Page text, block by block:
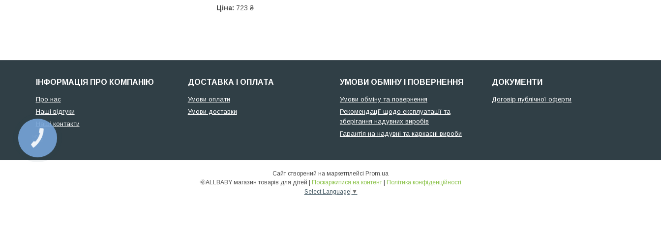
Ціна: 723 ₴
ІНФОРМАЦІЯ ПРО КОМПАНІЮ
Про нас
Наші відгуки
Наші контакти
ДОСТАВКА І ОПЛАТА
Умови оплати
Умови доставки
УМОВИ ОБМІНУ І ПОВЕРНЕННЯ
Умови обміну та повернення
Рекомендації щодо експлуатації та
зберігання надувних виробів
Гарантія на надувні та каркасні вироби
ДОКУМЕНТИ
Договір публічної оферти
Сайт створений на маркетплейсі Prom.ua
🌞ALLBABY магазин товарів для дітей | Поскаржитися на контент | Політика конфіденційності
Select Language ▼
КНОПКА
ЗВ'ЯЗКУ